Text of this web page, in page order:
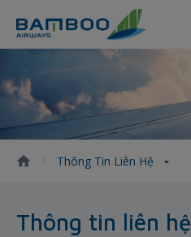
Thông tin liên hệ
Thông Tin Liên Hệ
Thông tin liên hệ